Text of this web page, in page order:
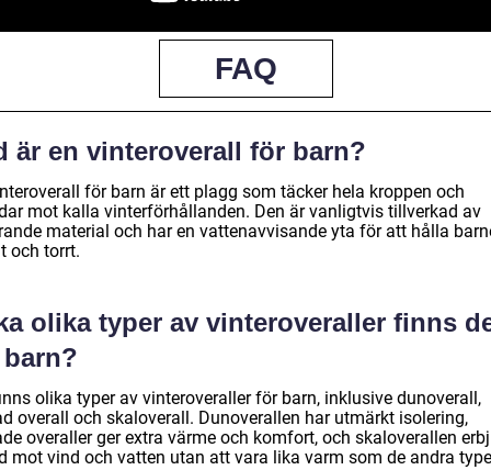
FAQ
är en vinteroverall för barn?
för barn är ett plagg som täcker hela kroppen och
mot kalla vinterförhållanden. Den är vanligtvis tillverkad av
material och har en vattenavvisande yta för att hålla
och torrt.
olika typer av vinteroveraller finns
olika typer av vinteroveraller för barn, inklusive dunoverall,
overall och skaloverall. Dunoverallen har utmärkt isolering,
overaller ger extra värme och komfort, och skaloverallen
mot vind och vatten utan att vara lika varm som de andra